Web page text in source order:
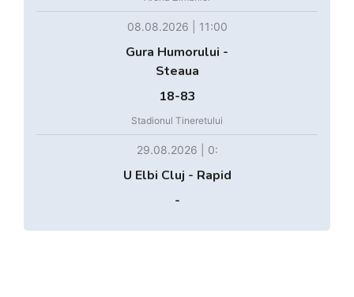
08.08.2026 | 11:00
Gura Humorului -
Steaua
18-83
Stadionul Tineretului
29.08.2026 | 0:
U Elbi Cluj - Rapid
-